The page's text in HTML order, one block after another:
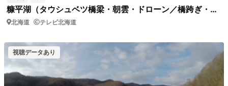
糠平湖（タウシュベツ橋梁・朝雲・ドローン／橋跨ぎ・寄りドリー）
北海道 テレビ北海道
視聴データあり